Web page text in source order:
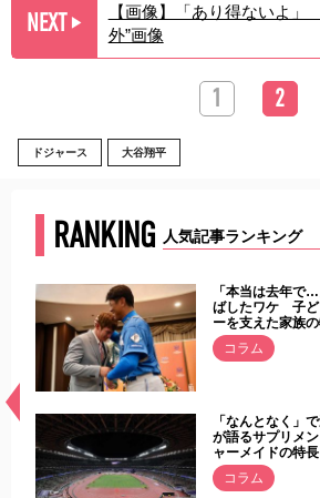
NEXT ▶︎
【画像】「あり得ないよ
外”画像
1 2
ドジャース 大谷翔平
RANKING 人気記事ランキング
常
「本当は去年で
ばしたワケ 子
ーを支えた家族
コラム
「なんとなく」
が語るサプリメ
ャーメイドの特長
コラム